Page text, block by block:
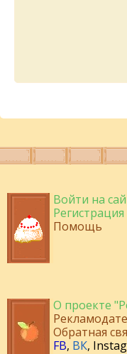
Войти на
Регистрация
Помощь
О проекте
Обратная
FB, ВК,